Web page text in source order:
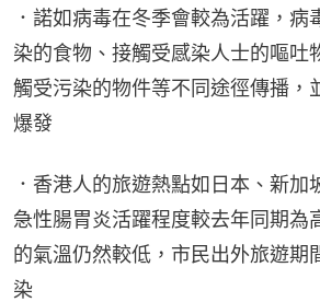
．諾如病毒在冬季會較為活躍，病
染的食物、接觸受感染人士的嘔吐
觸受污染的物件等不同途徑傳播，
爆發
．香港人的旅遊熱點如日本、新加
急性腸胃炎活躍程度較去年同期為
的氣溫仍然較低，市民出外旅遊期
染